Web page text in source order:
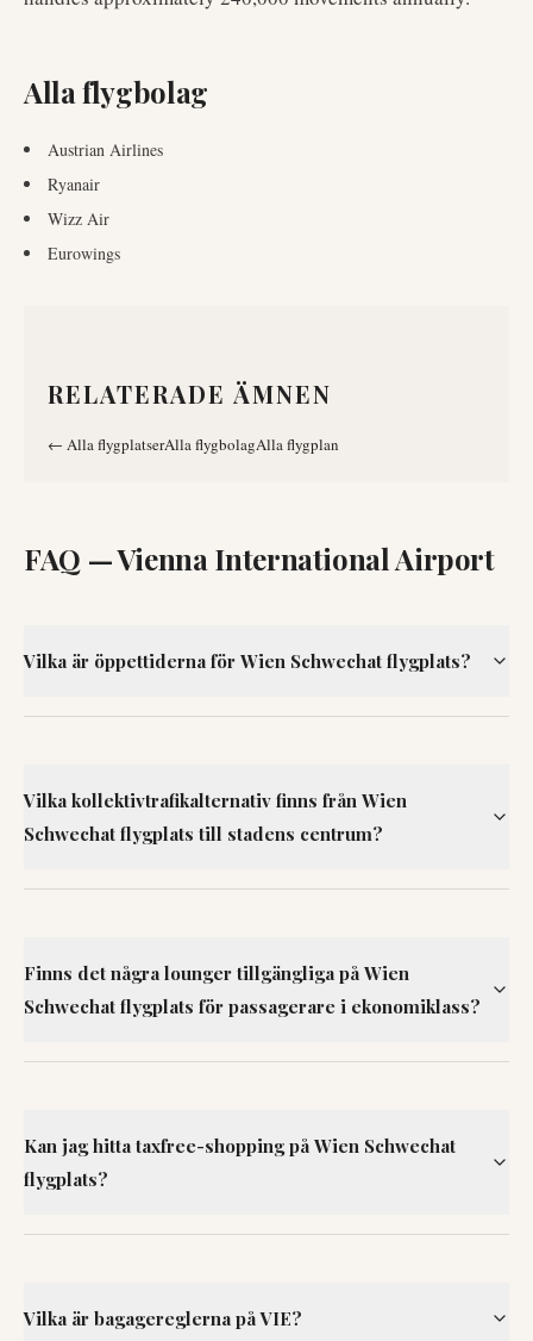
Alla flygbolag
Austrian Airlines
Ryanair
Wizz Air
Eurowings
RELATERADE ÄMNEN
← Alla flygplatserAlla flygbolagAlla flygplan
FAQ —Vienna International Airport
Vilka är öppettiderna för Wien Schwechat flygplats?
Vilka kollektivtrafikalternativ finns från Wien
Schwechat flygplats till stadens centrum?
Finns det några lounger tillgängliga på Wien
Schwechat flygplats för passagerare i ekonomiklass?
Kan jag hitta taxfree-shopping på Wien Schwechat
flygplats?
Vilka är bagagereglerna på VIE?